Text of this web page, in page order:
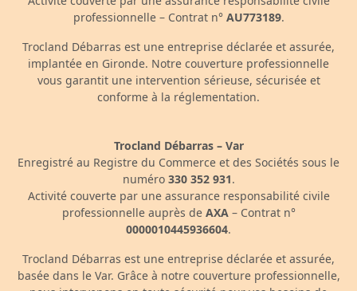
professionnelle – Contrat n° AU773189.
Trocland Débarras est une entreprise déclarée et assurée,
implantée en Gironde. Notre couverture professionnelle
vous garantit une intervention sérieuse, sécurisée et
conforme à la réglementation.
Trocland Débarras – Var
Enregistré au Registre du Commerce et des Sociétés sous le
numéro 330 352 931.
Activité couverte par une assurance responsabilité civile
professionnelle auprès de AXA– Contrat n°
0000010445936604.
Trocland Débarras est une entreprise déclarée et assurée,
basée dans le Var. Grâce à notre couverture professionnelle,